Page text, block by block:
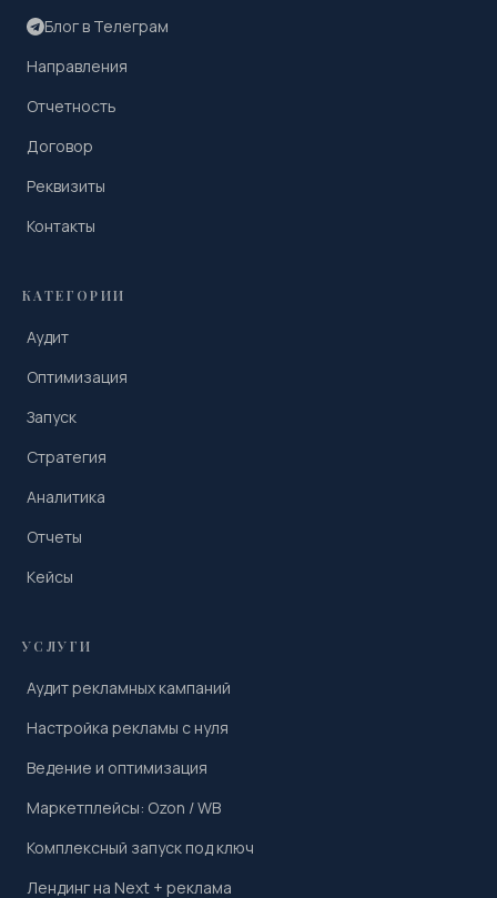
Блог в Телеграм
Направления
Отчетность
Договор
Реквизиты
Контакты
КАТЕГОРИИ
Аудит
Оптимизация
Запуск
Стратегия
Аналитика
Отчеты
Кейсы
УСЛУГИ
Аудит рекламных кампаний
Настройка рекламы с нуля
Ведение и оптимизация
Маркетплейсы: Ozon / WB
Комплексный запуск под ключ
Лендинг на Next + реклама